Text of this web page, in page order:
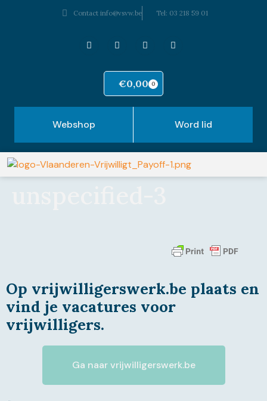
Contact info@vsvw.be Tel: 03 218 59 01
€0,00 0
Webshop Word lid
Op vrijwilligerswerk.be plaats en
vind je vacatures voor
vrijwilligers.
Ga naar vrijwilligerswerk.be